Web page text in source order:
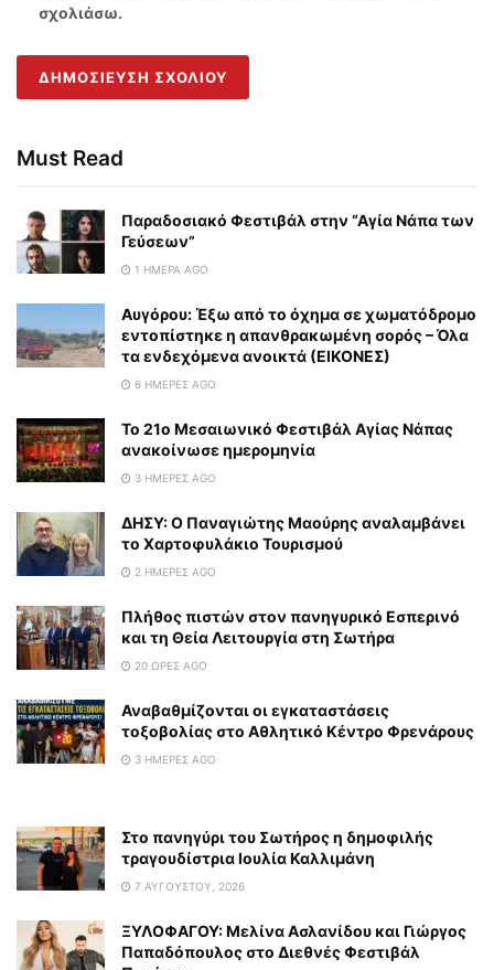
σχολιάσω.
Must Read
Παραδοσιακό Φεστιβάλ στην “Αγία Νάπα των
Γεύσεων”
1 ΗΜΈΡΑ AGO
Αυγόρου: Έξω από το όχημα σε χωματόδρομο
εντοπίστηκε η απανθρακωμένη σορός – Όλα
τα ενδεχόμενα ανοικτά (ΕΙΚΟΝΕΣ)
6 ΗΜΈΡΕΣ AGO
To 21ο Μεσαιωνικό Φεστιβάλ Αγίας Νάπας
ανακοίνωσε ημερομηνία
3 ΗΜΈΡΕΣ AGO
ΔΗΣΥ: Ο Παναγιώτης Μαούρης αναλαμβάνει
το Χαρτοφυλάκιο Τουρισμού
2 ΗΜΈΡΕΣ AGO
Πλήθος πιστών στον πανηγυρικό Εσπερινό
και τη Θεία Λειτουργία στη Σωτήρα
20 ΏΡΕΣ AGO
Αναβαθμίζονται οι εγκαταστάσεις
τοξοβολίας στο Αθλητικό Κέντρο Φρενάρους
3 ΗΜΈΡΕΣ AGO
Στο πανηγύρι του Σωτήρος η δημοφιλής
τραγουδίστρια Ιουλία Καλλιμάνη
7 ΑΥΓΟΎΣΤΟΥ, 2026
ΞΥΛΟΦΑΓΟΥ: Μελίνα Ασλανίδου και Γιώργος
Παπαδόπουλος στο Διεθνές Φεστιβάλ